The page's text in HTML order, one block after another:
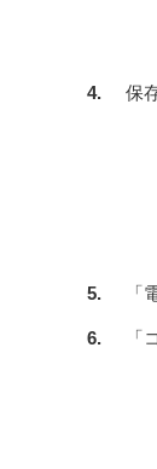
4. 保
5. 「
6. 「